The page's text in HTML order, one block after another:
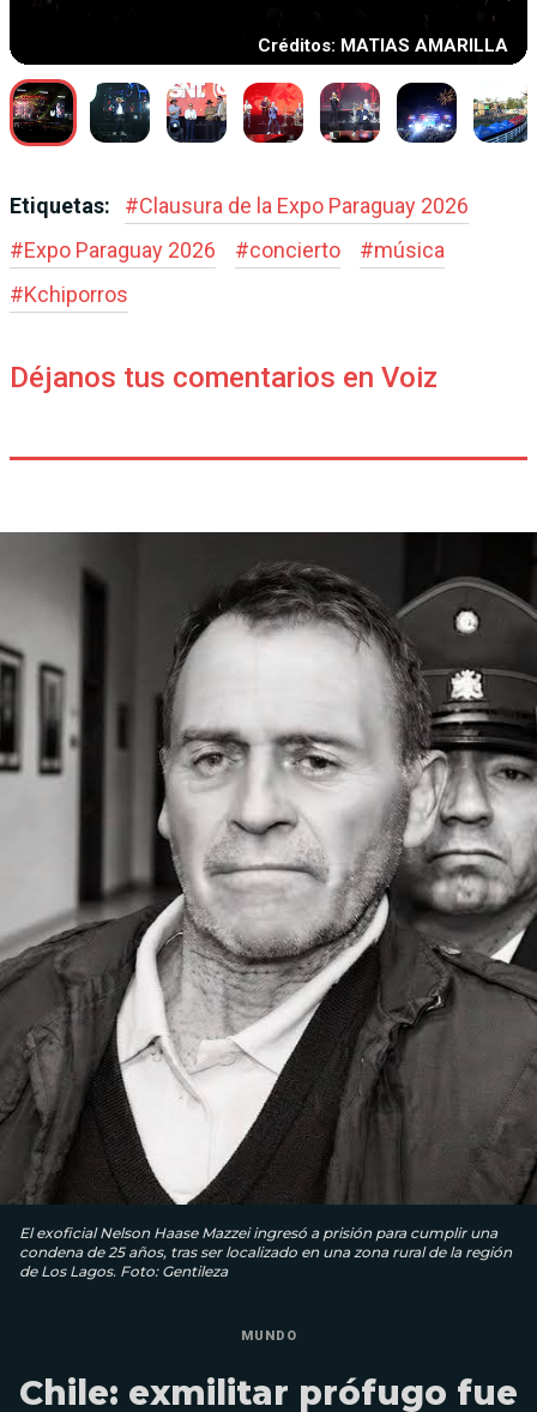
Créditos: MATIAS AMARILLA
Etiquetas: #Clausura de la Expo Paraguay 2026
#Expo Paraguay 2026 #concierto #música
#Kchiporros
Déjanos tus comentarios en Voiz
El exoficial Nelson Haase Mazzei ingresó a prisión para cumplir una
condena de 25 años, tras ser localizado en una zona rural de la región
de Los Lagos. Foto: Gentileza
MUNDO
Chile: exmilitar prófugo fue